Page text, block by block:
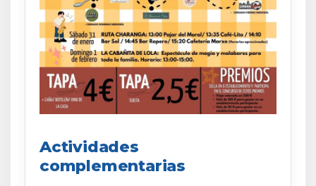
Actividades
complementarias